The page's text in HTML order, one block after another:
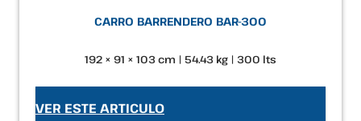
CARRO BARRENDERO BAR-300
192 × 91 × 103 cm | 54.43 kg | 300 lts
VER ESTE ARTICULO